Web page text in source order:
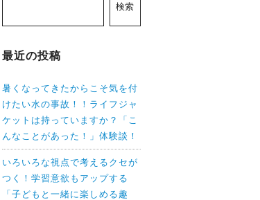
検索
最近の投稿
暑くなってきたからこそ気を付
けたい水の事故！！ライフジャ
ケットは持っていますか？「こ
んなことがあった！」体験談！
いろいろな視点で考えるクセが
つく！学習意欲もアップする
「子どもと一緒に楽しめる趣